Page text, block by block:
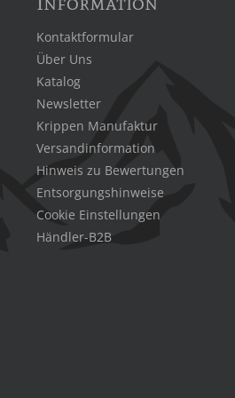
Kontaktformular
Über Uns
Katalog
Newsletter
Krippen Manufaktur
Versandinformation
Hinweis zu Bewertungen
Entsorgungshinweise
Cookie Einstellungen
Händler-B2B